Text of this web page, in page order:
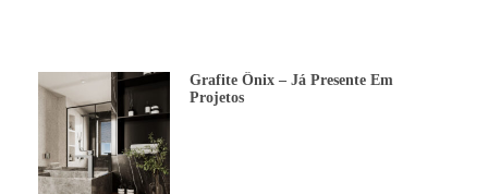
Grafite Ônix – Já Presente Em
Projetos